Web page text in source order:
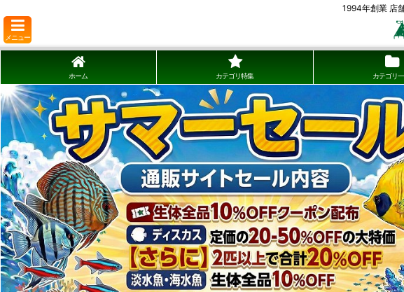
1994年創業 店
メニュー
ホーム カテゴリ特集 カテゴリ